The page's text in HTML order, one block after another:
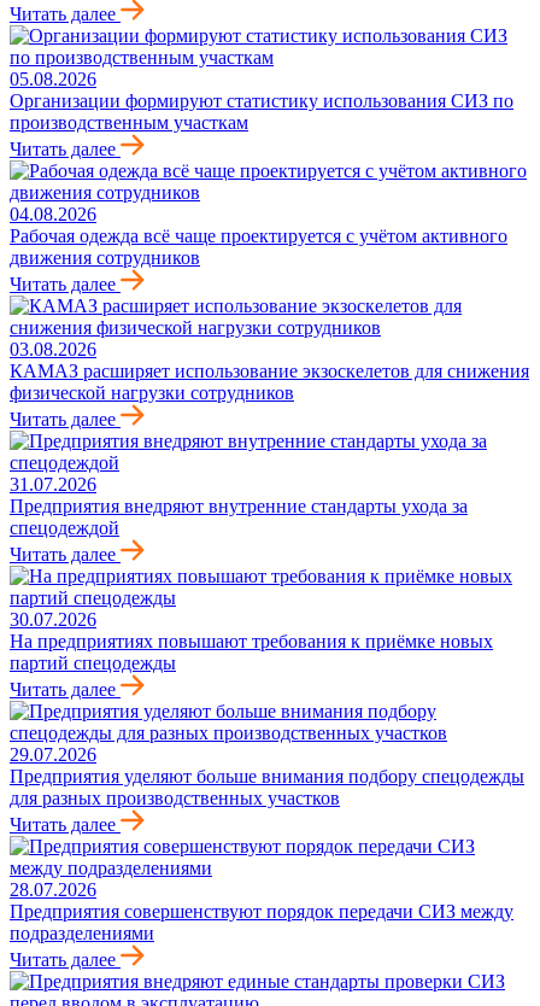
Читать далее
05.08.2026
Организации формируют статистику использования СИЗ по
производственным участкам
Читать далее
04.08.2026
Рабочая одежда всё чаще проектируется с учётом активного
движения сотрудников
Читать далее
03.08.2026
КАМАЗ расширяет использование экзоскелетов для снижения
физической нагрузки сотрудников
Читать далее
31.07.2026
Предприятия внедряют внутренние стандарты ухода за
спецодеждой
Читать далее
30.07.2026
На предприятиях повышают требования к приёмке новых
партий спецодежды
Читать далее
29.07.2026
Предприятия уделяют больше внимания подбору спецодежды
для разных производственных участков
Читать далее
28.07.2026
Предприятия совершенствуют порядок передачи СИЗ между
подразделениями
Читать далее